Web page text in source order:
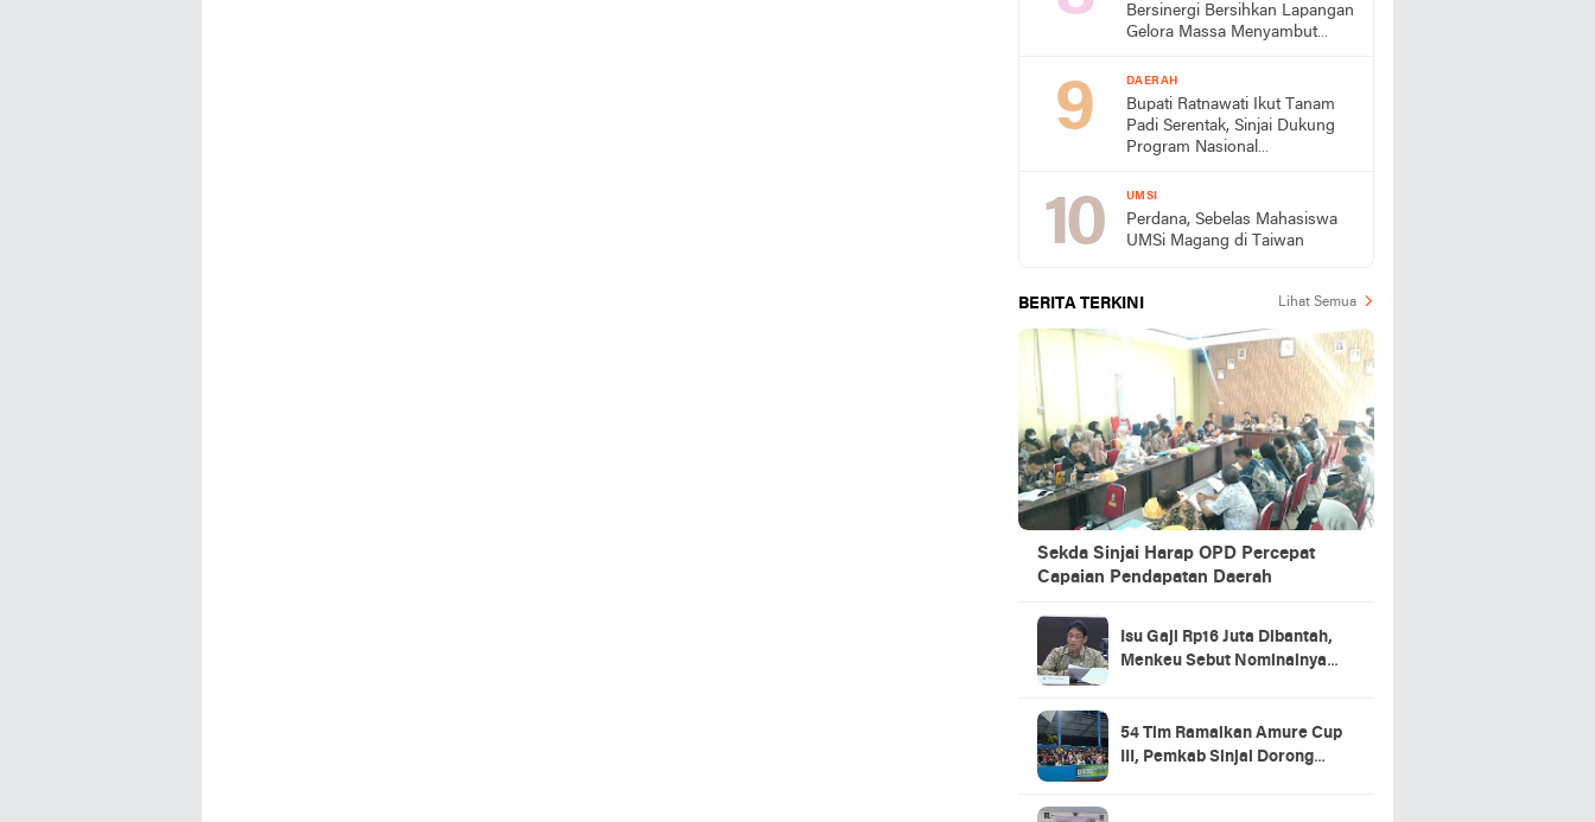
Bersinergi Bersihkan Lapangan
Gelora Massa Menyambut
DAERAH
Bupati Ratnawati Ikut Tanam
Padi Serentak, Sinjai Dukung
Program Nasional
UMSI
Perdana, Sebelas Mahasiswa
UMSi Magang di Taiwan
BERITA TERKINI Lihat Semua
Sekda Sinjai Harap OPD Percepat
Capaian Pendapatan Daerah
Isu Gaji Rp16 Juta Dibantah,
Menkeu Sebut Nominalnya
54 Tim Ramaikan Amure Cup
III, Pemkab Sinjai Dorong